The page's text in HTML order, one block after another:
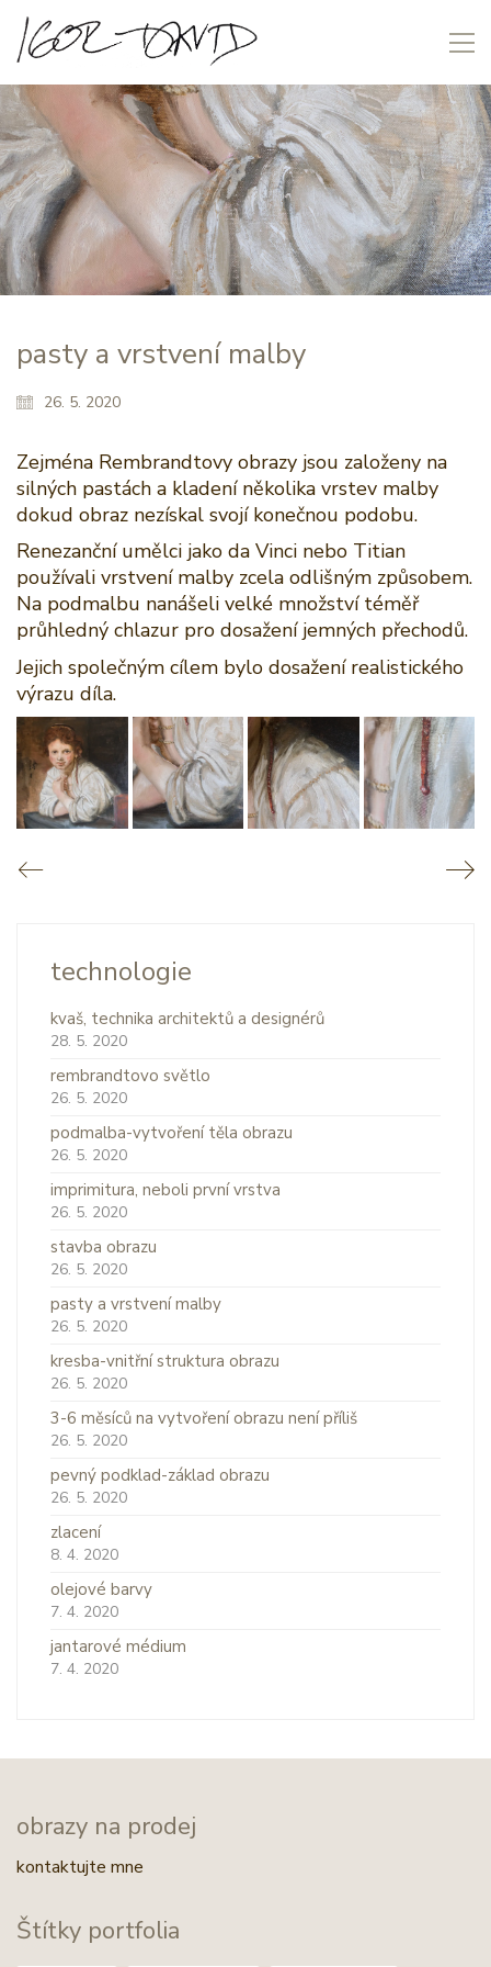
pasty a vrstvení malby
26. 5. 2020
Zejména Rembrandtovy obrazy jsou založeny na
silných pastách a kladení několika vrstev malby
dokud obraz nezískal svojí konečnou podobu.
Renezanční umělci jako da Vinci nebo Titian
používali vrstvení malby zcela odlišným způsobem.
Na podmalbu nanášeli velké množství téměř
průhledný chlazur pro dosažení jemných přechodů.
Jejich společným cílem bylo dosažení realistického
výrazu díla.
technologie
kvaš, technika architektů a designérů
28. 5. 2020
rembrandtovo světlo
26. 5. 2020
podmalba-vytvoření těla obrazu
26. 5. 2020
imprimitura, neboli první vrstva
26. 5. 2020
stavba obrazu
26. 5. 2020
pasty a vrstvení malby
26. 5. 2020
kresba-vnitřní struktura obrazu
26. 5. 2020
3-6 měsíců na vytvoření obrazu není příliš
26. 5. 2020
pevný podklad-základ obrazu
26. 5. 2020
zlacení
8. 4. 2020
olejové barvy
7. 4. 2020
jantarové médium
7. 4. 2020
obrazy na prodej
kontaktujte mne
Štítky portfolia